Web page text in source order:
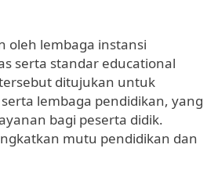
oleh lembaga instansi
serta standar educational
ditujukan untuk
lembaga pendidikan, yang
bagi peserta didik.
mutu pendidikan dan